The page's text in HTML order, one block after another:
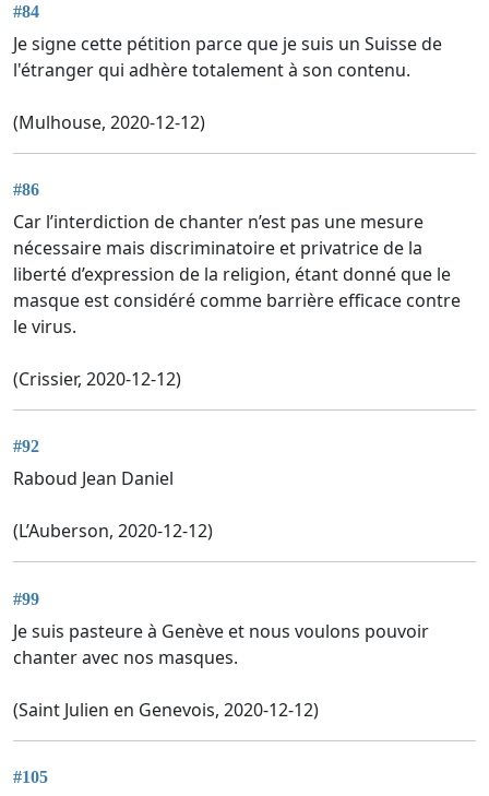
#84
Je signe cette pétition parce que je suis un Suisse de
l'étranger qui adhère totalement à son contenu.
(Mulhouse, 2020-12-12)
#86
Car l’interdiction de chanter n’est pas une mesure
nécessaire mais discriminatoire et privatrice de la
liberté d’expression de la religion, étant donné que le
masque est considéré comme barrière efficace contre
le virus.
(Crissier, 2020-12-12)
#92
Raboud Jean Daniel
(L’Auberson, 2020-12-12)
#99
Je suis pasteure à Genève et nous voulons pouvoir
chanter avec nos masques.
(Saint Julien en Genevois, 2020-12-12)
#105